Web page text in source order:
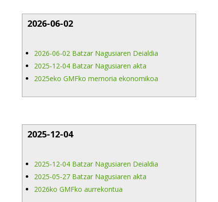
2026-06-02
2026-06-02 Batzar Nagusiaren Deialdia
2025-12-04 Batzar Nagusiaren akta
2025eko GMFko memoria ekonomikoa
2025-12-04
2025-12-04 Batzar Nagusiaren Deialdia
2025-05-27 Batzar Nagusiaren akta
2026ko GMFko aurrekontua